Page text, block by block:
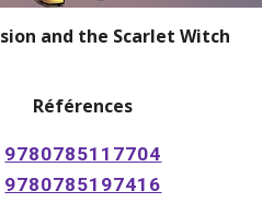
Références
9780785117704
9780785197416